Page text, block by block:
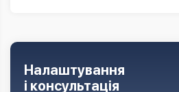
Налаштування
і консультація